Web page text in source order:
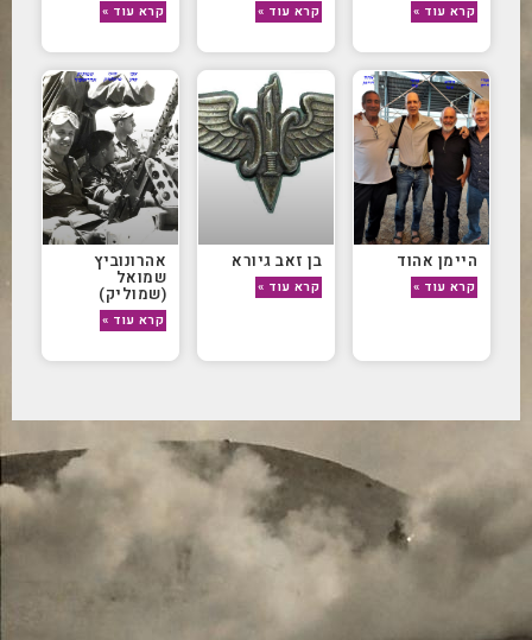
קרא עוד » קרא עוד » קרא עוד »
היימן אהוד
קרא עוד »
בן זאב גיורא
קרא עוד »
אהרונוביץ
שמואל
(שמוליק)
קרא עוד »